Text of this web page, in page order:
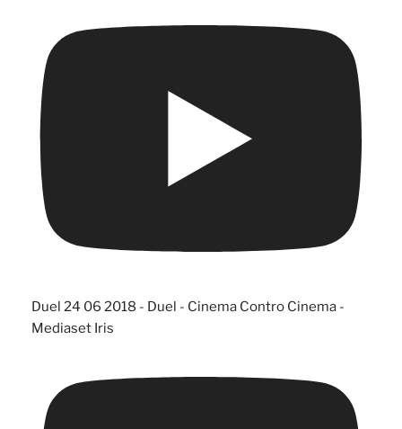
Duel 24 06 2018 - Duel - Cinema Contro Cinema -
Mediaset Iris